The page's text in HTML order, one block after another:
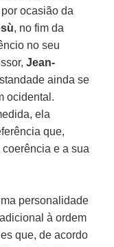
por ocasião da
, no fim da
no seu
Jean-
ainda se
ocidental.
ela
que,
e a sua
personalidade
à ordem
que, de acordo